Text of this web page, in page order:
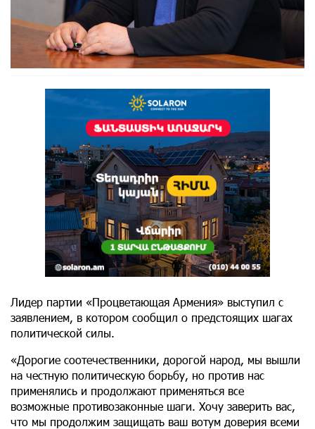
Лидер партии «Процветающая Армения» выступил с
заявлением, в котором сообщил о предстоящих шагах
политической силы.
«Дорогие соотечественники, дорогой народ, мы вышли
на честную политическую борьбу, но против нас
применялись и продолжают применяться все
возможные противозаконные шаги. Хочу заверить вас,
что мы продолжим защищать ваш вотум доверия всеми